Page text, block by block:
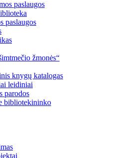
paslaugos
paslaugos
žmonės“
knygų katalogas
leidiniai
parodos
bibliotekininko